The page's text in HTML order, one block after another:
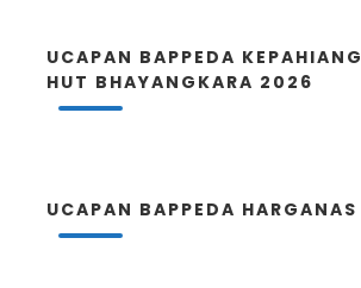
UCAPAN BAPPEDA KEPAHIANG
HUT BHAYANGKARA 2026
UCAPAN BAPPEDA HARGANAS